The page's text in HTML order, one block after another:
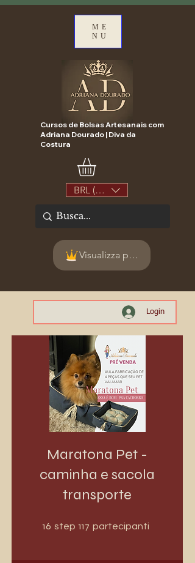
ME
NU
Cursos de Bolsas Artesanais com
Adriana Dourado | Diva da
Costura
BRL (R$)
Visualizza punti
Login
Maratona Pet -
caminha e sacola
transporte
16 step 16 step
117 partecipanti